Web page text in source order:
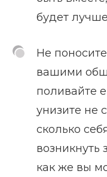
будет
Не
вашими
поливайте
унизите не
сколько
возникнуть
как же вы